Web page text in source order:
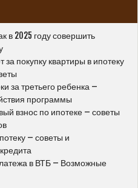
в 2025 году совершить
покупку квартиры в ипотеку
за третьего ребенка –
программы
взнос по ипотеке – советы
– советы и
в ВТБ – Возможные